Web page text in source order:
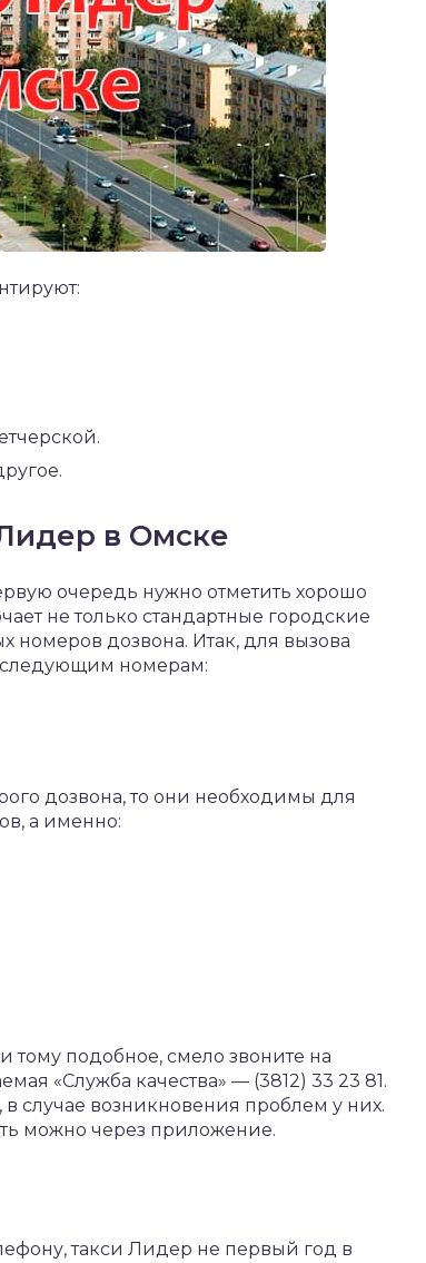
в Омске
очередь нужно отметить хорошо
не только стандартные городские
номеров дозвона. Итак, для вызова
номерам:
дозвона, то они необходимы для
а именно:
подобное, смело звоните на
«Служба качества» — (3812) 33 23 81.
случае возникновения проблем у них.
можно через приложение.
такси Лидер не первый год в